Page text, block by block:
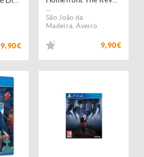
9,90€
São João da
Madeira ,Aveiro
9,90€